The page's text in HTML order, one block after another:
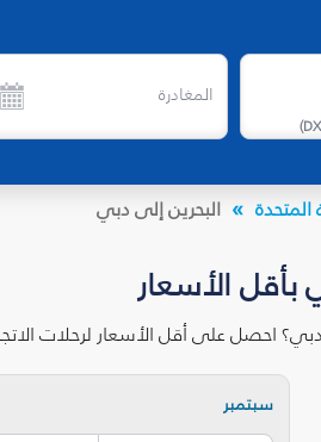
)
المغادرة
المتحدة البحرين إلى دبي
بأقل الأسعار
احصل على أقل الأسعار لرحلات
سبتمبر